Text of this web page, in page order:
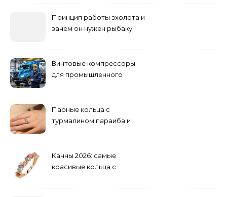
Принцип работы эхолота и
зачем он нужен рыбаку
Винтовые компрессоры
для промышленного
Парные кольца с
турмалином параиба и
Канны 2026: самые
красивые кольца с